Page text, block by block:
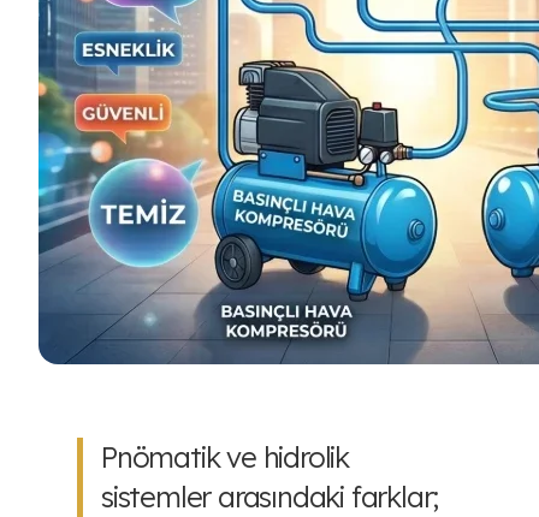
Pnömatik ve hidrolik
sistemler arasındaki farklar;